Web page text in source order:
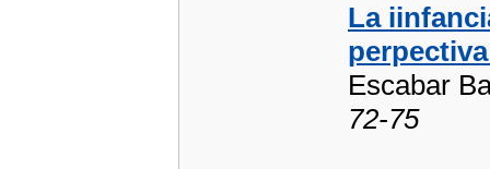
La
Escabar
72-75